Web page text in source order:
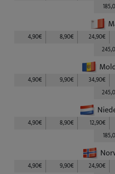
4,90€ 8,90€ 24,90€
4,90€ 9,90€ 34,90€
4,90€ 8,90€ 12,90€
4,90€ 9,90€ 24,90€